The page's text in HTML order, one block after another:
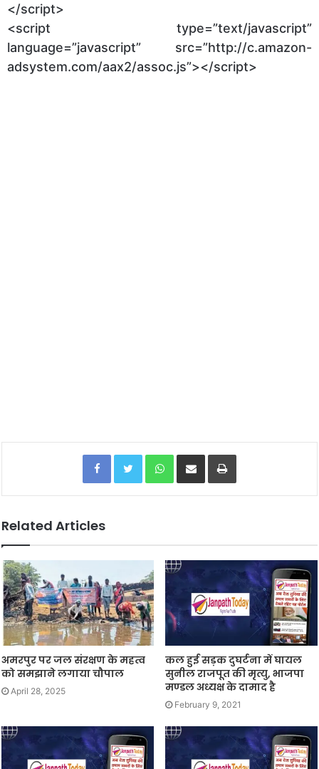
</script>
<script type=”text/javascript”
language=”javascript” src=”http://c.amazon-
adsystem.com/aax2/assoc.js”></script>
Facebook Twitter WhatsApp
Related Articles
अमरपुर पर जल संरक्षण के महत्व
को समझाने लगाया चौपाल
April 28, 2025
कल हुई सड़क दुघर्टना में घायल
सुनील राजपूत की मृत्यु, भाजपा
मण्डल अध्यक्ष के दामाद है
February 9, 2021